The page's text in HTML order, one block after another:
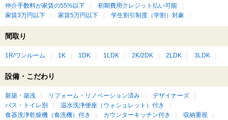
仲介手数料が家賃の55%以下
初期費用クレジット払い可能
家賃3万円以下
家賃5万円以下 学生割引制度（学割）対象
間取り
1R/ワンルーム 1K 1DK 1LDK 2K/2DK 2LDK 3LDK
設備・こだわり
新築・築浅 リフォーム・リノベーション済み
デザイナーズ
バス・トイレ別
温水洗浄便座（ウォシュレット）付き
食器洗浄乾燥機（食洗機）付き
カウンターキッチン付き 収納重視